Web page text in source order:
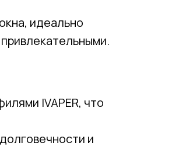
идеально
IVAPER, что
и